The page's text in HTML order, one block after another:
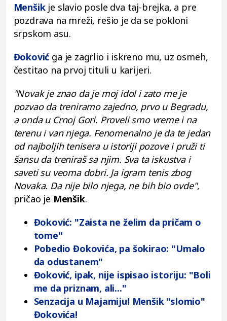
Menšikje slavio posle dva taj-brejka, a pre
pozdrava na mreži, rešio je da se pokloni
srpskom asu.
Đoković ga je zagrlio i iskreno mu, uz osmeh,
čestitao na prvoj tituli u karijeri.
"Novak je znao da je moj idol i zato me je
pozvao da treniramo zajedno, prvo u Begradu,
a onda u Crnoj Gori. Proveli smo vreme i na
terenu i van njega. Fenomenalno je da te jedan
od najboljih tenisera u istoriji pozove i pruži ti
šansu da treniraš sa njim. Sva ta iskustva i
saveti su veoma dobri. Ja igram tenis zbog
Novaka. Da nije bilo njega, ne bih bio ovde",
pričao je Menšik.
Đoković: "Zaista ne želim da pričam o
tome"
Pobedio Đokovića, pa šokirao: "Umalo
da odustanem"
Đoković, ipak, nije ispisao istoriju: "Boli
me da priznam, ali..."
Senzacija u Majamiju! Menšik "slomio"
Đokovića!